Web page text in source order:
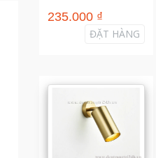
235.000 ₫
ĐẶT HÀNG